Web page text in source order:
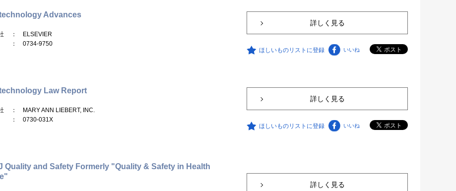
Advances
： ELSEVIER
： 0734-9750
詳しく見る
ほしいものリストに登録 いいね
Law Report
： MARY ANN LIEBERT, INC.
： 0730-031X
詳しく見る
ほしいものリストに登録 いいね
Quality and Safety Formerly "Quality & Safety in Health
詳しく見る